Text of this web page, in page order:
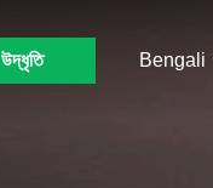
উদ্ধৃতি Bengali